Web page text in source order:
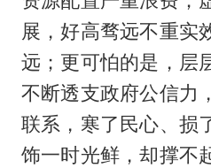
展，好高骛远不重实
远；更可怕的是，层
不断透支政府公信力
联系，寒了民心、损
饰一时光鲜，却撑不